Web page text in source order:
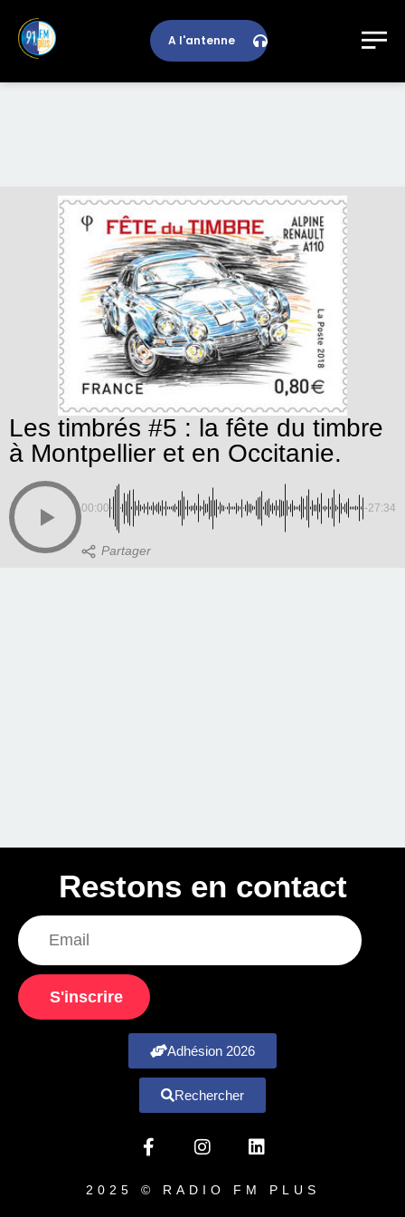
A l'antenne
Les timbrés #5 : la fête du timbre
à Montpellier et en Occitanie.
00:00 -27:34
Restons en contact
S'inscrire
Adhésion 2026
Rechercher
2025 © RADIO FM PLUS